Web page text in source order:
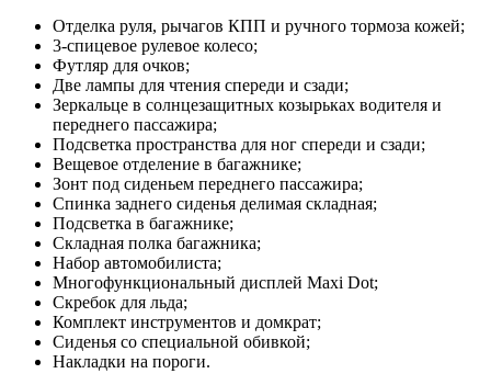
Отделка руля, рычагов КПП и ручного тормоза кожей;
3-спицевое рулевое колесо;
Футляр для очков;
Две лампы для чтения спереди и сзади;
Зеркальце в солнцезащитных козырьках водителя и
переднего пассажира;
Подсветка пространства для ног спереди и сзади;
Вещевое отделение в багажнике;
Зонт под сиденьем переднего пассажира;
Спинка заднего сиденья делимая складная;
Подсветка в багажнике;
Складная полка багажника;
Набор автомобилиста;
Многофункциональный дисплей Maxi Dot;
Скребок для льда;
Комплект инструментов и домкрат;
Сиденья со специальной обивкой;
Накладки на пороги.